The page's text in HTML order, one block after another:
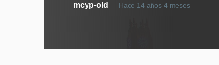
mcyp-old Hace 14 años 4 mesesEn
qué